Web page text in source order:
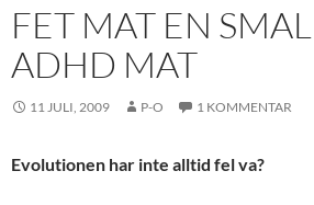
FET MAT EN
ADHD MAT
11 JULI, 2009 P-O 1 KOMMENTAR
Evolutionen har inte alltid fel va?